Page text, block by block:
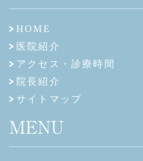
HOME
医院紹介
アクセス・診療時間
院長紹介
サイトマップ
MENU